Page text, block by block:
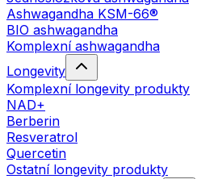
Ashwagandha KSM-66®
BIO ashwagandha
Komplexní ashwagandha
Longevity
Komplexní longevity produkty
NAD+
Berberin
Resveratrol
Quercetin
Ostatní longevity produkty